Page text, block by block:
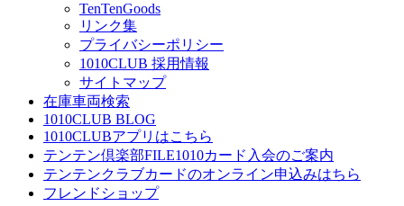
TenTenGoods
リンク集
プライバシーポリシー
1010CLUB 採用情報
サイトマップ
在庫車両検索
1010CLUB BLOG
1010CLUBアプリはこちら
テンテン倶楽部FILE1010カード入会のご案内
テンテンクラブカードのオンライン申込みはちら
フレンドショップ